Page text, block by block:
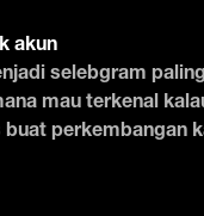
akun
selebgram
mau terkenal
perkembangan